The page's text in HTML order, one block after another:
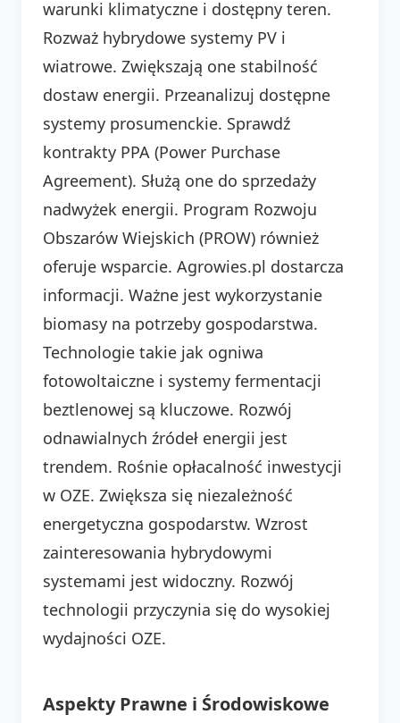
warunki klimatyczne i dostępny teren.
Rozważ hybrydowe systemy PV i
wiatrowe. Zwiększają one stabilność
dostaw energii. Przeanalizuj dostępne
systemy prosumenckie. Sprawdź
kontrakty PPA (Power Purchase
Agreement). Służą one do sprzedaży
nadwyżek energii. Program Rozwoju
Obszarów Wiejskich (PROW) również
oferuje wsparcie. Agrowies.pl dostarcza
informacji. Ważne jest wykorzystanie
biomasy na potrzeby gospodarstwa.
Technologie takie jak ogniwa
fotowoltaiczne i systemy fermentacji
beztlenowej są kluczowe. Rozwój
odnawialnych źródeł energii jest
trendem. Rośnie opłacalność inwestycji
w OZE. Zwiększa się niezależność
energetyczna gospodarstw. Wzrost
zainteresowania hybrydowymi
systemami jest widoczny. Rozwój
technologii przyczynia się do wysokiej
wydajności OZE.
Aspekty Prawne i Środowiskowe